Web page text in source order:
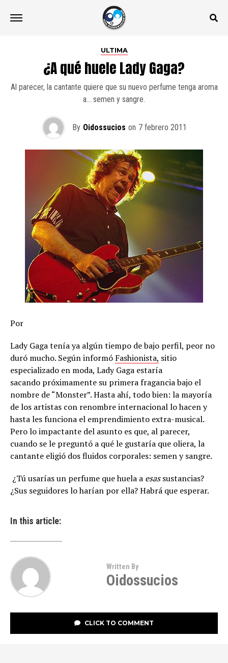
ULTIMA
¿A qué huele Lady Gaga?
Al parecer, la cantante quiere que su nuevo perfume tenga aroma
a… semen y sangre.
By Oidossucios on 7 febrero 2011
Por
Lady Gaga tenía ya algún tiempo de bajo perfil, peor no
duró mucho. Según informó Fashionista, sitio
especializado en moda, Lady Gaga estaría
sacando próximamente su primera fragancia bajo el
nombre de “Monster”. Hasta ahí, todo bien: la mayoría
de los artistas con renombre internacional lo hacen y
hasta les funciona el emprendimiento extra-musical.
Pero lo impactante del asunto es que, al parecer,
cuando se le preguntó a qué le gustaría que oliera, la
cantante eligió dos fluidos corporales: semen y sangre.
¿Tú usarías un perfume que huela a esassustancias?
¿Sus seguidores lo harían por ella? Habrá que esperar.
In this article:
Written By
Oidossucios
CLICK TO COMMENT